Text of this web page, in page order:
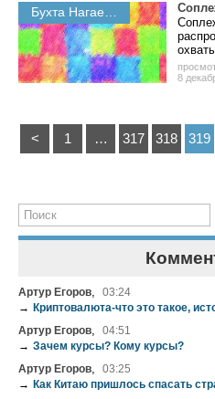
Артур Егоров, 03:24
→ Криптовалюта-что это такое,
Артур Егоров, 04:51
→ Зачем курсы? Кому курсы?
Артур Егоров, 03:25
→ Как Китаю пришлось спасать
8
< 1 … 317 318 319